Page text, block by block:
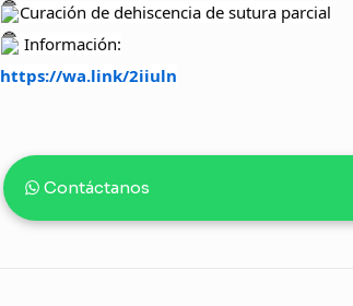
Curación de dehiscencia de sutura parcial
Información:
https://wa.link/2iiuln
Contáctanos